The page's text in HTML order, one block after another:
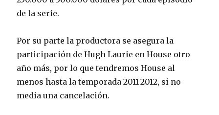
de la serie.
Por su parte la productora se asegura la
participación de Hugh Laurie en House otro
año más, por lo que tendremos House al
menos hasta la temporada 2011-2012, si no
media una cancelación.